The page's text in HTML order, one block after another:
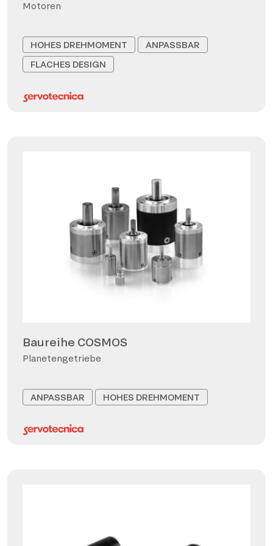
Motoren
HOHES DREHMOMENT
ANPASSBAR
FLACHES DESIGN
Baureihe COSMOS
Planetengetriebe
ANPASSBAR HOHES DREHMOMENT